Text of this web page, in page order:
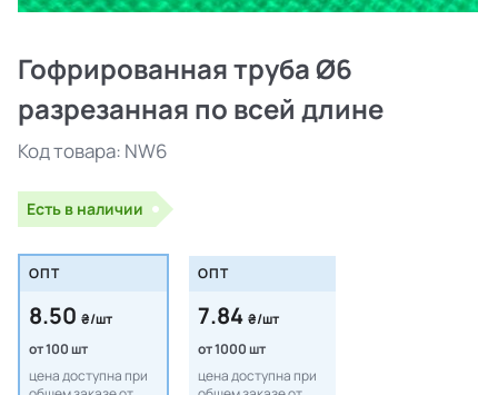
Гофрированная труба Ø6
разрезанная по всей длине
Код товара: NW6
Есть в наличии
ОПТ
8.50 ₴/шт
от 100 шт
цена доступна при
ОПТ
7.84 ₴/шт
от 1000 шт
цена доступна при